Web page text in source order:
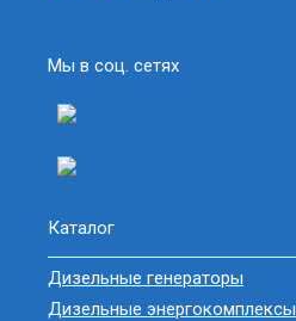
Мы в соц. сетях
Каталог
Дизельные генераторы
Дизельные энергокомплексы